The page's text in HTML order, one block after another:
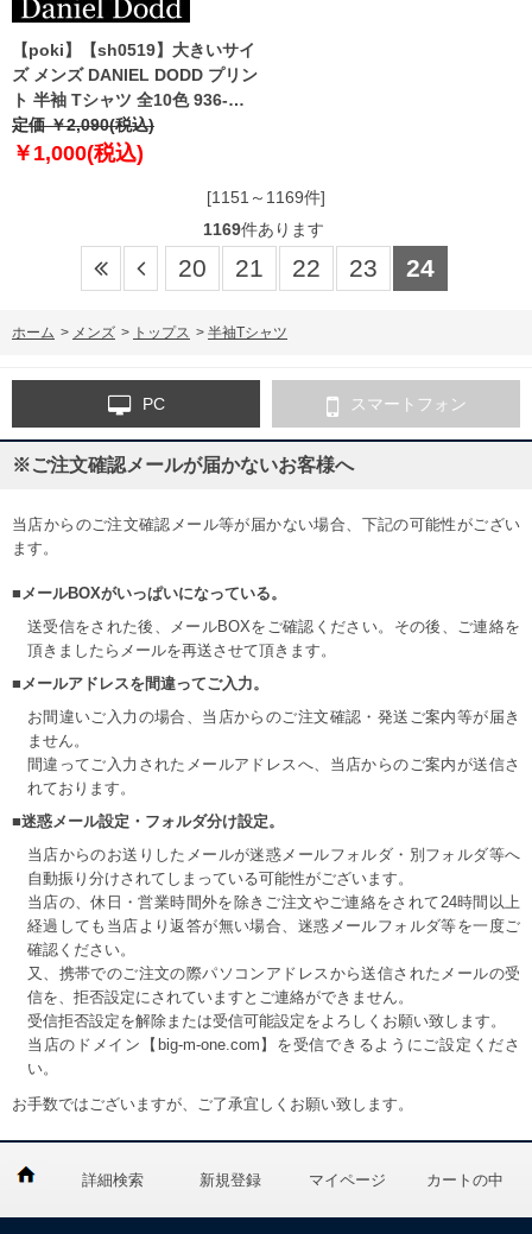
【poki】【sh0519】大きいサイ
ズ メンズ DANIEL DODD プリン
ト 半袖 Tシャツ 全10色 936-
t2202pt4
定価 ￥2,090(税込)
￥1,000(税込)
[1151～1169件]
1169件あります
20 21 22 23 24
ホーム > メンズ > トップス > 半袖Tシャツ
PC スマートフォン
※ご注文確認メールが届かないお客様へ
当店からのご注文確認メール等が届かない場合、下記の可能性がござい
ます。
■メールBOXがいっぱいになっている。
送受信をされた後、メールBOXをご確認ください。その後、ご連絡を
頂きましたらメールを再送させて頂きます。
■メールアドレスを間違ってご入力。
お間違いご入力の場合、当店からのご注文確認・発送ご案内等が届き
ません。
間違ってご入力されたメールアドレスへ、当店からのご案内が送信さ
れております。
■迷惑メール設定・フォルダ分け設定。
当店からのお送りしたメールが迷惑メールフォルダ・別フォルダ等へ
自動振り分けされてしまっている可能性がございます。
当店の、休日・営業時間外を除きご注文やご連絡をされて24時間以上
経過しても当店より返答が無い場合、迷惑メールフォルダ等を一度ご
確認ください。
又、携帯でのご注文の際パソコンアドレスから送信されたメールの受
信を、拒否設定にされていますとご連絡ができません。
受信拒否設定を解除または受信可能設定をよろしくお願い致します。
当店のドメイン【big-m-one.com】を受信できるようにご設定くださ
い。
お手数ではございますが、ご了承宜しくお願い致します。
詳細検索 新規登録 マイページ カートの中